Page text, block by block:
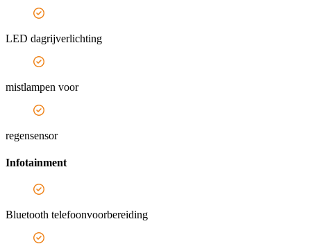
LED dagrijverlichting
mistlampen voor
regensensor
Infotainment
Bluetooth telefoonvoorbereiding